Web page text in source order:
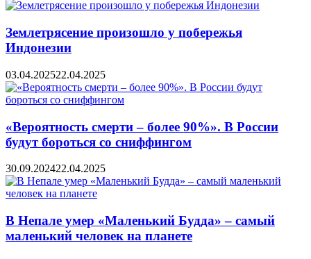
Землетрясение произошло у побережья
Индонезии
03.04.202522.04.2025
«Вероятность смерти – более 90%». В России
будут бороться со сниффингом
30.09.202422.04.2025
В Непале умер «Маленький Будда» – самый
маленький человек на планете